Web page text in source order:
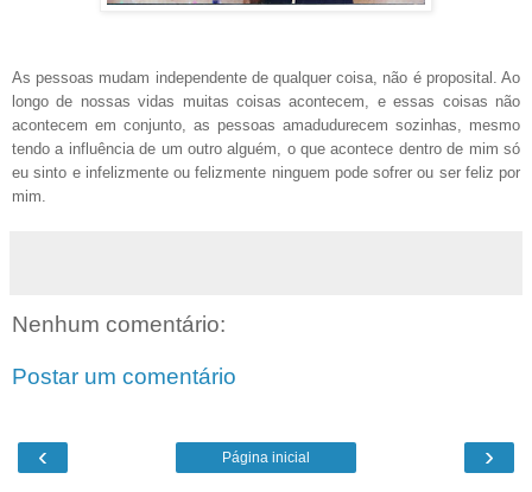
As pessoas mudam independente de qualquer coisa, não é proposital. Ao
longo de nossas vidas muitas coisas acontecem, e essas coisas não
acontecem em conjunto, as pessoas amadudurecem sozinhas, mesmo
tendo a influência de um outro alguém, o que acontece dentro de mim só
eu sinto e infelizmente ou felizmente ninguem pode sofrer ou ser feliz por
mim.
Nenhum comentário:
Postar um comentário
‹ ›
Página inicial